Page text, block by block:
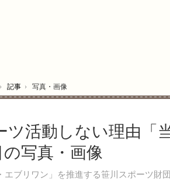
› 記事 › 写真・画像
ツ活動しない理由「
写真・画像
ブリワン」を推進する笹川スポーツ財